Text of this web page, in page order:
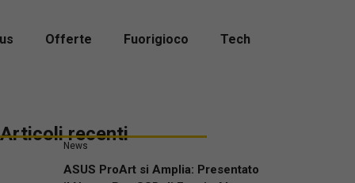
Offerte Fuorigioco Tech
Articoli recenti
News
ASUS ProArt si Amplia: Presentato